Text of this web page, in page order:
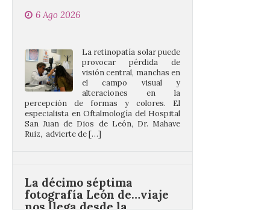
el campo visual y
alteraciones en la
percepción de formas y colores. El
especialista en Oftalmología del Hospital
San Juan de Dios de León, Dr. Mahave
Ruiz, advierte de […]
nos llega desde la
carretera CL 626 con
motivo de la marcha en
defensa de FEVE